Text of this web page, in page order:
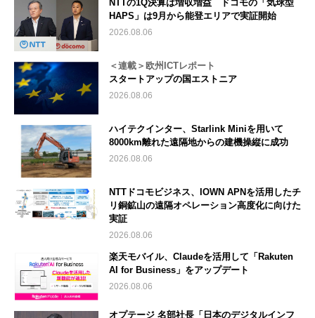
NTTの1Q決算は増収増益 ドコモの「気球型
HAPS」は9月から能登エリアで実証開始
2026.08.06
＜連載＞欧州ICTレポート
スタートアップの国エストニア
2026.08.06
ハイテクインター、Starlink Miniを用いて
8000km離れた遠隔地からの建機操縦に成功
2026.08.06
NTTドコモビジネス、IOWN APNを活用したチ
リ銅鉱山の遠隔オペレーション高度化に向けた
実証
2026.08.06
楽天モバイル、Claudeを活用して「Rakuten
AI for Business」をアップデート
2026.08.06
オプテージ 名部社長「日本のデジタルインフ